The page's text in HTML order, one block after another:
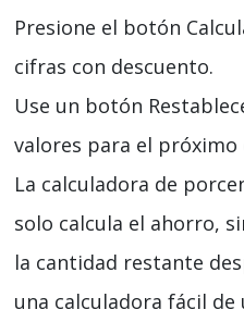
Presione el botón
cifras con descuento.
Use un botón
valores para el próximo
La calculadora de
solo calcula el ahorro,
la cantidad restante
una calculadora fácil